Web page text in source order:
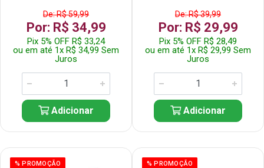
De: R$ 59,99
Por: R$ 34,99
Pix 5% OFF R$ 33,24
ou em até 1x R$ 34,99 Sem
Juros
Adicionar
De: R$ 39,99
Por: R$ 29,99
Pix 5% OFF R$ 28,49
ou em até 1x R$ 29,99 Sem
Juros
Adicionar
% PROMOÇÃO % PROMOÇÃO